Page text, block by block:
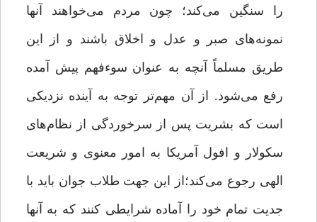
را سنگین می‌کند؛ چون مردم می‌خواهند آنها
نمونه‌های صبر و عدل و اخلاق باشند و از این
طریق مسلماً آنچه به عنوان سوءفهم پیش آمده
رفع می‌شود. از آن مهم‌تر توجه به آینده نزدیکی
است که بشریت پس از سرخوردگی از نظام‌های
سکولار و افول آمریکا به امور معنوی و شریعت
الهی رجوع می‌کند؛از این جهت طلاب جوان باید با
جدیت تمام خود را آماده شرایطی کنند که به آنها